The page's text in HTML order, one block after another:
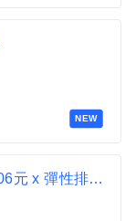
NEW
Q BURGER(台中忠明店)時薪200–206元 x 彈性排班 x 雙週發薪快又讚